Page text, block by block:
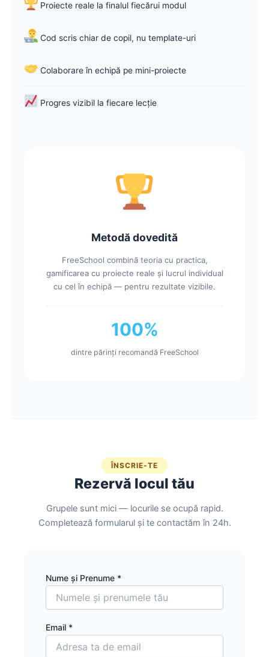
Proiecte reale la finalul fiecărui modul
Cod scris chiar de copil, nu template-uri
Colaborare în echipă pe mini-proiecte
Progres vizibil la fiecare lecție
Metodă dovedită
FreeSchool combină teoria cu practica,
gamificarea cu proiecte reale și lucrul individual
cu cel în echipă — pentru rezultate vizibile.
100%
dintre părinți recomandă FreeSchool
ÎNSCRIE-TE
Rezervă locul tău
Grupele sunt mici — locurile se ocupă rapid.
Completează formularul și te contactăm în 24h.
Nume și Prenume *
Email *